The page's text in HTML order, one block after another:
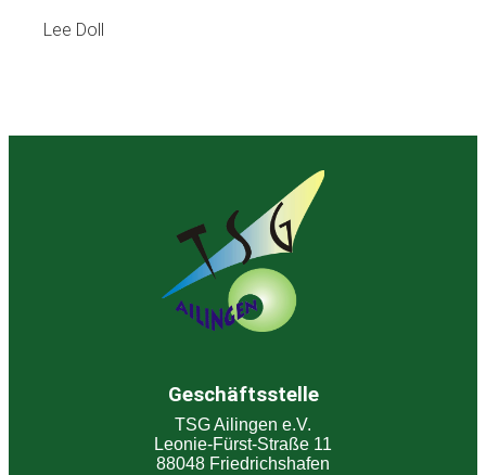
Lee Doll
Geschäftsstelle
TSG Ailingen e.V.
Leonie-Fürst-Straße 11
88048 Friedrichshafen